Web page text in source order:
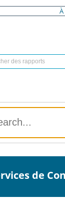
de